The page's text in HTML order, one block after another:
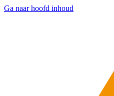
Ga naar hoofd inhoud